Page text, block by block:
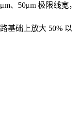
、50μm 极限线宽，
基础上放大 50% 以